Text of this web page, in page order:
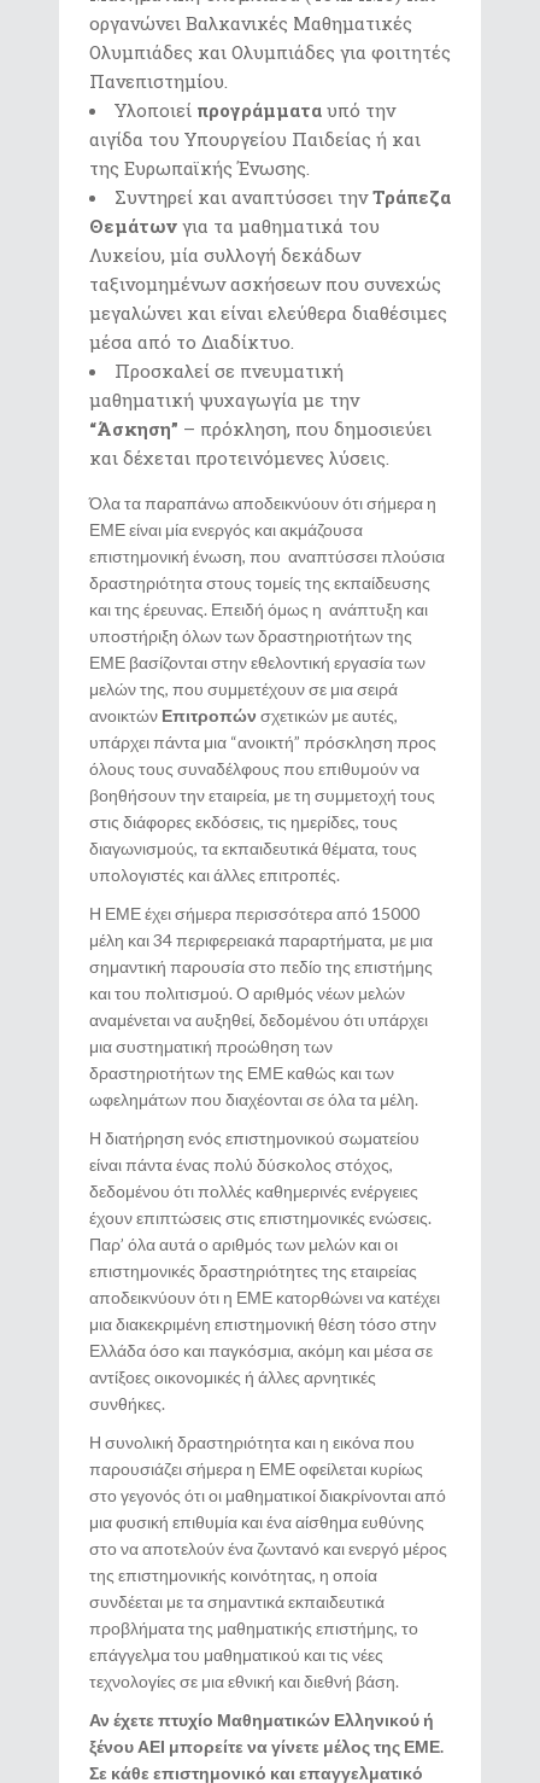
οργανώνει Βαλκανικές Μαθηματικές
Ολυμπιάδες και Ολυμπιάδες για φοιτητές
Πανεπιστημίου.
Υλοποιεί προγράμματα υπό την
αιγίδα του Υπουργείου Παιδείας ή και
της Ευρωπαϊκής Ένωσης.
Συντηρεί και αναπτύσσει τηνΤράπεζα
Θεμάτων για τα μαθηματικά του
Λυκείου, μία συλλογή δεκάδων
ταξινομημένων ασκήσεων που συνεχώς
μεγαλώνει και είναι ελεύθερα διαθέσιμες
μέσα από το Διαδίκτυο.
Προσκαλεί σε πνευματική
μαθηματική ψυχαγωγία με την
“Άσκηση” – πρόκληση, που δημοσιεύει
και δέχεται προτεινόμενες λύσεις.
Όλα τα παραπάνω αποδεικνύουν ότι σήμερα η
ΕΜΕ είναι μία ενεργός και ακμάζουσα
επιστημονική ένωση, που αναπτύσσει πλούσια
δραστηριότητα στους τομείς της εκπαίδευσης
και της έρευνας. Επειδή όμως η ανάπτυξη και
υποστήριξη όλων των δραστηριοτήτων της
ΕΜΕ βασίζονται στην εθελοντική εργασία των
μελών της, που συμμετέχουν σε μια σειρά
ανοικτών Επιτροπών σχετικών με αυτές,
υπάρχει πάντα μια “ανοικτή” πρόσκληση προς
όλους τους συναδέλφους που επιθυμούν να
βοηθήσουν την εταιρεία, με τη συμμετοχή τους
στις διάφορες εκδόσεις, τις ημερίδες, τους
διαγωνισμούς, τα εκπαιδευτικά θέματα, τους
υπολογιστές και άλλες επιτροπές.
Η ΕΜΕ έχει σήμερα περισσότερα από 15000
μέλη και 34 περιφερειακά παραρτήματα, με μια
σημαντική παρουσία στο πεδίο της επιστήμης
και του πολιτισμού. Ο αριθμός νέων μελών
αναμένεται να αυξηθεί, δεδομένου ότι υπάρχει
μια συστηματική προώθηση των
δραστηριοτήτων της ΕΜΕ καθώς και των
ωφελημάτων που διαχέονται σε όλα τα μέλη.
Η διατήρηση ενός επιστημονικού σωματείου
είναι πάντα ένας πολύ δύσκολος στόχος,
δεδομένου ότι πολλές καθημερινές ενέργειες
έχουν επιπτώσεις στις επιστημονικές ενώσεις.
Παρ’ όλα αυτά ο αριθμός των μελών και οι
επιστημονικές δραστηριότητες της εταιρείας
αποδεικνύουν ότι η ΕΜΕ κατορθώνει να κατέχει
μια διακεκριμένη επιστημονική θέση τόσο στην
Ελλάδα όσο και παγκόσμια, ακόμη και μέσα σε
αντίξοες οικονομικές ή άλλες αρνητικές
συνθήκες.
Η συνολική δραστηριότητα και η εικόνα που
παρουσιάζει σήμερα η ΕΜΕ οφείλεται κυρίως
στο γεγονός ότι οι μαθηματικοί διακρίνονται από
μια φυσική επιθυμία και ένα αίσθημα ευθύνης
στο να αποτελούν ένα ζωντανό και ενεργό μέρος
της επιστημονικής κοινότητας, η οποία
συνδέεται με τα σημαντικά εκπαιδευτικά
προβλήματα της μαθηματικής επιστήμης, το
επάγγελμα του μαθηματικού και τις νέες
τεχνολογίες σε μια εθνική και διεθνή βάση.
Αν έχετε πτυχίο Μαθηματικών Ελληνικού ή
ξένου ΑΕΙ μπορείτε να γίνετε μέλος της ΕΜΕ.
Σε κάθε επιστημονικό και επαγγελματικό